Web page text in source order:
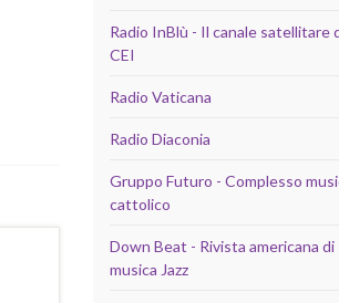
Radio InBlù - Il canale satellitare
CEI
Radio Vaticana
Radio Diaconia
Gruppo Futuro - Complesso
cattolico
Down Beat - Rivista americana di
musica Jazz